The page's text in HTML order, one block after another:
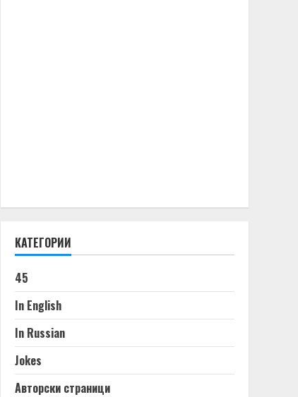
КАТЕГОРИИ
45
In English
In Russian
Jokes
Авторски страници